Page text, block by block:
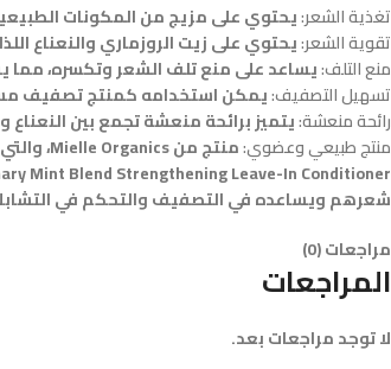
تغذية الشعر:يحتوي على مزيج من المكونات
تقوية الشعر:يحتوي على زيت الروزماري والنعناع
منع التلف:يساعد على منع تلف الشعر وتكسره،
تسهيل التصفيف:يمكن استخدامه كمنتج تصفيف
رائحة منعشة:يتميز برائحة منعشة تجمع بين
منتج طبيعي وعضوي:منتج من Mielle Organics، والتي تعرف بالمنتجات العضوية والطبيعية ذات الجودة.
شعرهم ويساعده في التصفيف والتحكم في
مراجعات (0)
المراجعات
لا توجد مراجعات بعد.